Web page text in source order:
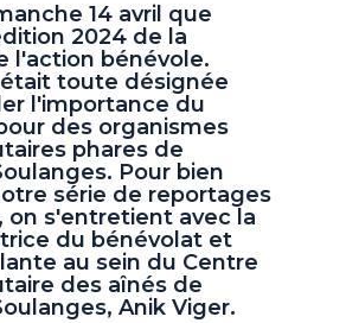
14 avril que
2024 de la
l'action bénévole.
toute désignée
l'importance du
des organismes
phares de
Pour bien
série de reportages
on s'entretient avec la
du bénévolat et
au sein du Centre
des aînés de
Anik Viger.